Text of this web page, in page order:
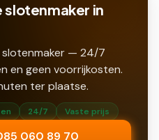
slotenmaker in
slotenmaker — 24/7
en geen voorrijkosten.
ter plaatse.
24/7 Vaste prijs
060 89 70